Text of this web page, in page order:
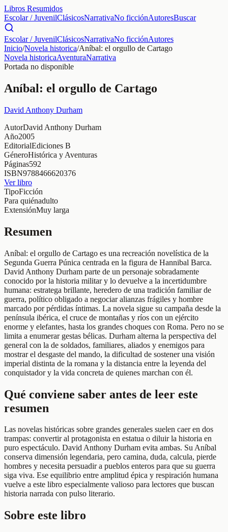
Libros Resumidos
Escolar / JuvenilClásicosNarrativaNo ficciónAutoresBuscar
Escolar / JuvenilClásicosNarrativaNo ficciónAutores
Inicio/Novela historica/Aníbal: el orgullo de Cartago
Novela historicaAventuraNarrativa
Portada no disponible
Aníbal: el orgullo de Cartago
David Anthony Durham
AutorDavid Anthony Durham
Año2005
EditorialEdiciones B
GéneroHistórica y Aventuras
Páginas592
ISBN9788466620376
Ver libro
TipoFicción
Para quiénadulto
ExtensiónMuy larga
Resumen
Aníbal: el orgullo de Cartago es una recreación novelística de la
Segunda Guerra Púnica centrada en la figura de Hannibal Barca.
David Anthony Durham parte de un personaje sobradamente
conocido por la historia militar y lo devuelve a la incertidumbre
humana: estratega brillante, heredero de una tradición familiar de
guerra, político obligado a negociar alianzas frágiles y hombre
marcado por pérdidas íntimas. La novela sigue su campaña desde la
península ibérica, el cruce de montañas y ríos con un ejército
enorme y elefantes, hasta los grandes choques con Roma. Pero no se
limita a enumerar gestas bélicas. Durham alterna la perspectiva del
general con la de soldados, familiares, aliados y enemigos para
mostrar el desgaste del mando, la dificultad de sostener una visión
imperial distinta de la romana y la distancia entre la leyenda del
conquistador y la vida concreta de quienes marchan con él.
Qué conviene saber antes de leer este
resumen
Las novelas históricas sobre grandes generales suelen caer en dos
trampas: convertir al protagonista en estatua o diluir la historia en
puro espectáculo. David Anthony Durham evita ambas. Su Aníbal
conserva dimensión legendaria, pero camina, duda, calcula, pierde
hombres y necesita persuadir a pueblos enteros para que su guerra
siga viva. Ese equilibrio entre amplitud épica y respiración humana
vuelve a este libro especialmente valioso para lectores que buscan
historia narrada con pulso literario.
Sobre este libro